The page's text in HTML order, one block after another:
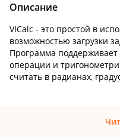
Описание
VICalc - это простой в
возможностью загрузки
Программа
операции и
считать в радианах,